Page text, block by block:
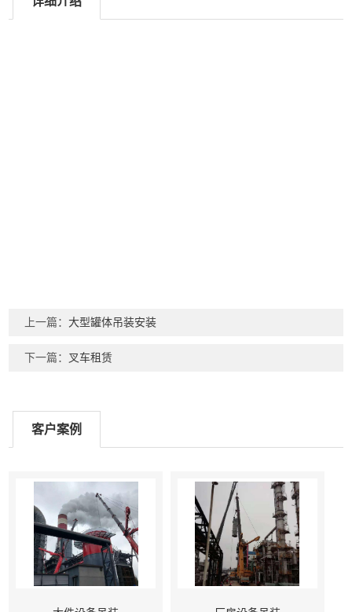
上一篇：大型罐体吊装安装
下一篇： 叉车租赁
客户案例